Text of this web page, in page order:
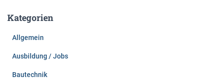
n
Kategorien
Allgemein
Ausbildung / Jobs
Bautechnik